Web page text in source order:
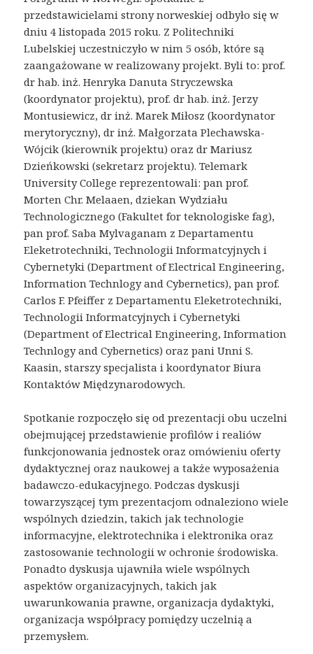
przedstawicielami strony norweskiej odbyło się w
dniu 4 listopada 2015 roku. Z Politechniki
Lubelskiej uczestniczyło w nim 5 osób, które są
zaangażowane w realizowany projekt. Byli to: prof.
dr hab. inż. Henryka Danuta Stryczewska
(koordynator projektu), prof. dr hab. inż. Jerzy
Montusiewicz, dr inż. Marek Miłosz (koordynator
merytoryczny), dr inż. Małgorzata Plechawska-
Wójcik (kierownik projektu) oraz dr Mariusz
Dzieńkowski (sekretarz projektu). Telemark
University College reprezentowali: pan prof.
Morten Chr. Melaaen, dziekan Wydziału
Technologicznego (Fakultet for teknologiske fag),
pan prof. Saba Mylvaganam z Departamentu
Eleketrotechniki, Technologii Informatcyjnych i
Cybernetyki (Department of Electrical Engineering,
Information Technlogy and Cybernetics), pan prof.
Carlos F. Pfeiffer z Departamentu Eleketrotechniki,
Technologii Informatcyjnych i Cybernetyki
(Department of Electrical Engineering, Information
Technlogy and Cybernetics) oraz pani Unni S.
Kaasin, starszy specjalista i koordynator Biura
Kontaktów Międzynarodowych.
Spotkanie rozpoczęło się od prezentacji obu uczelni
obejmującej przedstawienie profilów i realiów
funkcjonowania jednostek oraz omówieniu oferty
dydaktycznej oraz naukowej a także wyposażenia
badawczo-edukacyjnego. Podczas dyskusji
towarzyszącej tym prezentacjom odnaleziono wiele
wspólnych dziedzin, takich jak technologie
informacyjne, elektrotechnika i elektronika oraz
zastosowanie technologii w ochronie środowiska.
Ponadto dyskusja ujawniła wiele wspólnych
aspektów organizacyjnych, takich jak
uwarunkowania prawne, organizacja dydaktyki,
organizacja współpracy pomiędzy uczelnią a
przemysłem.